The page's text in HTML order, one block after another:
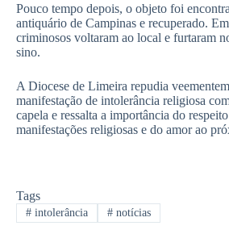
Pouco tempo depois, o objeto foi
antiquário de Campinas e recuperado.
criminosos voltaram ao local e furtaram
sino.
A Diocese de Limeira repudia
manifestação de intolerância religiosa
capela e ressalta a importância do
manifestações religiosas e do amor ao
Tags
#intolerância #notícias